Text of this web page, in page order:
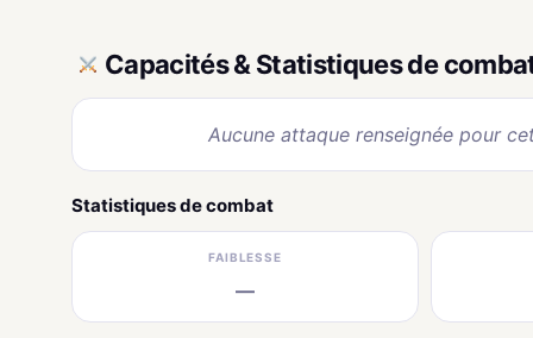
Capacités & Statistiques de
Aucune attaque renseignée pour
Statistiques de combat
FAIBLESSE
—